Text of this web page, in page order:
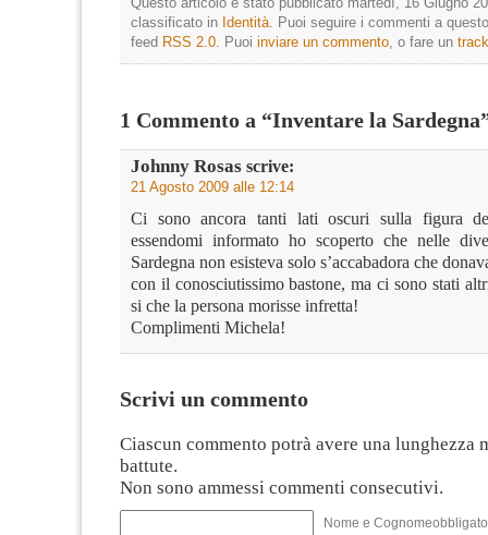
classificato in Identità . Puoi seguire i commenti a
feed RSS 2.0 . Puoi inviare un commento , o fare un
1 Commento a “Inventare la
Johnny Rosas scrive:
21 Agosto 2009 alle 12:14
Ci sono ancora tanti lati oscuri sulla figura de
essendomi informato ho scoperto che nelle
Sardegna non esisteva solo s’accabadora che
con il conosciutissimo bastone, ma ci sono stati
si che la persona morisse infretta!
Complimenti Michela!
Scrivi un commento
Ciascun commento potrà avere una lunghezza
battute.
Non sono ammessi commenti consecutivi.
Nome e